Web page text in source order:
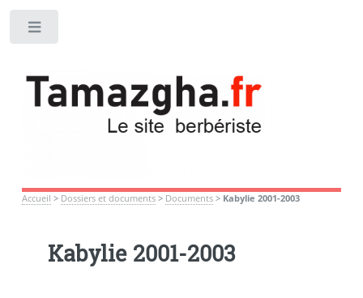
Accueil > Dossiers et documents> Documents> Kabylie 2001-2003
Kabylie 2001-2003